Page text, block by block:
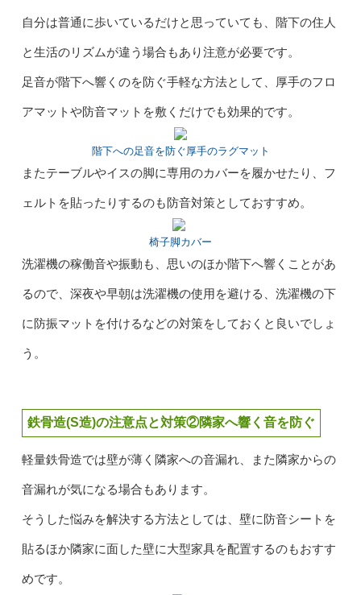
自分は普通に歩いているだけと思っていても、階下の住人
と生活のリズムが違う場合もあり注意が必要です。
足音が階下へ響くのを防ぐ手軽な方法として、厚手のフロ
アマットや防音マットを敷くだけでも効果的です。
階下への足音を防ぐ厚手のラグマット
またテーブルやイスの脚に専用のカバーを履かせたり、フ
ェルトを貼ったりするのも防音対策としておすすめ。
椅子脚カバー
洗濯機の稼働音や振動も、思いのほか階下へ響くことがあ
るので、深夜や早朝は洗濯機の使用を避ける、洗濯機の下
に防振マットを付けるなどの対策をしておくと良いでしょ
う。
鉄骨造(S造)の注意点と対策②隣家へ響く音を防ぐ
軽量鉄骨造では壁が薄く隣家への音漏れ、また隣家からの
音漏れが気になる場合もあります。
そうした悩みを解決する方法としては、壁に防音シートを
貼るほか隣家に面した壁に大型家具を配置するのもおすす
めです。